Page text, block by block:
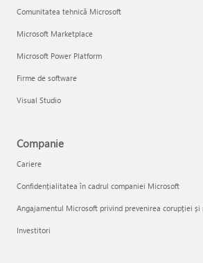
Comunitatea tehnică Microsoft
Microsoft Marketplace
Microsoft Power Platform
Firme de software
Visual Studio
Companie
Cariere
Confidențialitatea în cadrul companiei Microsoft
Angajamentul Microsoft privind prevenirea corupției și
Investitori